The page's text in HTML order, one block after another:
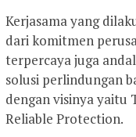
Kerjasama yang
dari komitmen
terpercaya juga
solusi perlindungan
dengan visinya yaitu
Reliable Protection.